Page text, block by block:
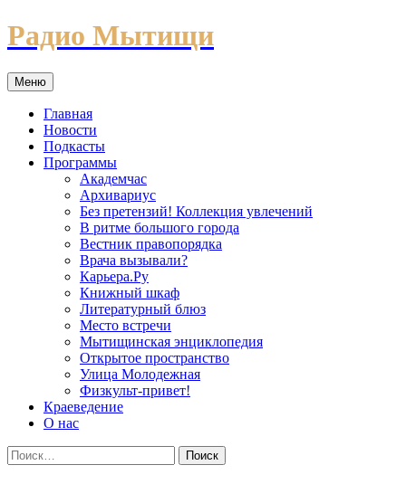
Перейти
к
Радио Мытищи
Меню
Главная
Новости
Подкасты
Программы
Академчас
Архивариус
Без претензий! Коллекция увлечений
В ритме большого города
Вестник правопорядка
Врача вызывали?
Карьера.Ру
Книжный шкаф
Литературный блюз
Место встречи
Мытищинская энциклопедия
Открытое пространство
Улица Молодежная
Физкульт-привет!
Краеведение
О нас
Найти: